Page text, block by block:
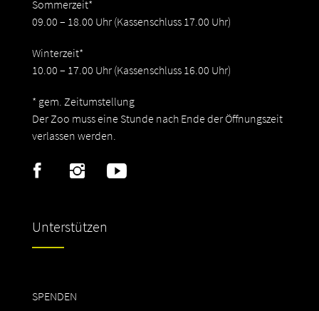
Sommerzeit*
09.00 – 18.00 Uhr (Kassenschluss 17.00 Uhr)
Winterzeit*
10.00 – 17.00 Uhr (Kassenschluss 16.00 Uhr)
* gem. Zeitumstellung
Der Zoo muss eine Stunde nach Ende der Öffnungszeit
verlassen werden.
Unterstützen
SPENDEN